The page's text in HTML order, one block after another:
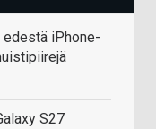
edestä iPhone-
S27